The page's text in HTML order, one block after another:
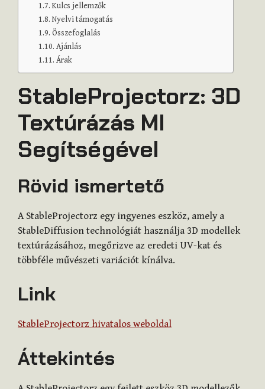
Kulcs jellemzők
Nyelvi támogatás
Összefoglalás
Ajánlás
Árak
StableProjectorz: 3D
Textúrázás MI
Segítségével
Rövid ismertető
A StableProjectorz egy ingyenes eszköz, amely a
StableDiffusion technológiát használja 3D modellek
textúrázásához, megőrizve az eredeti UV-kat és
többféle művészeti variációt kínálva.
Link
StableProjectorz hivatalos weboldal
Áttekintés